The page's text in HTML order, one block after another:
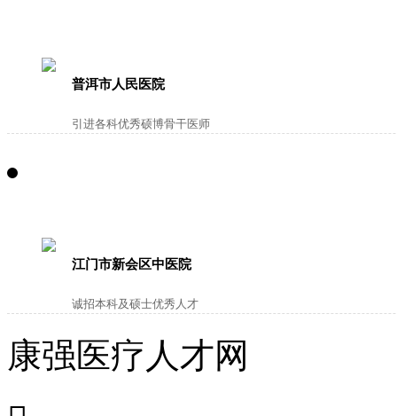
普洱市人民医院
引进各科优秀硕博骨干医师
江门市新会区中医院
诚招本科及硕士优秀人才
康强医疗人才网